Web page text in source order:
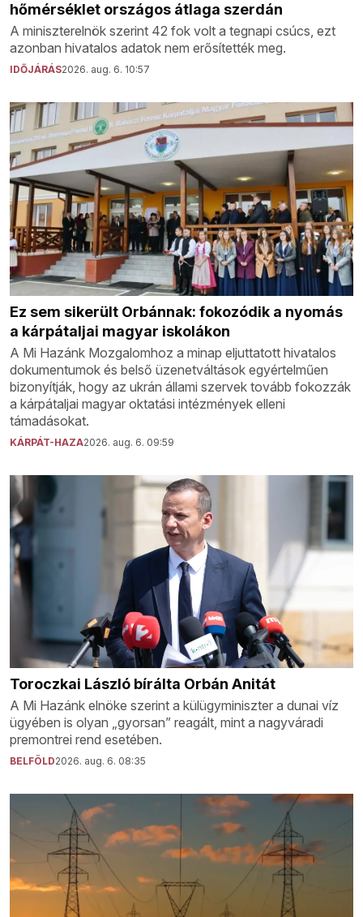
hőmérséklet országos átlaga szerdán
A miniszterelnök szerint 42 fok volt a tegnapi csúcs, ezt
azonban hivatalos adatok nem erősítették meg.
IDŐJÁRÁS2026. aug. 6. 10:57
Ez sem sikerült Orbánnak: fokozódik a nyomás
a kárpátaljai magyar iskolákon
A Mi Hazánk Mozgalomhoz a minap eljuttatott hivatalos
dokumentumok és belső üzenetváltások egyértelműen
bizonyítják, hogy az ukrán állami szervek tovább fokozzák
a kárpátaljai magyar oktatási intézmények elleni
támadásokat.
KÁRPÁT-HAZA2026. aug. 6. 09:59
Toroczkai László bírálta Orbán Anitát
A Mi Hazánk elnöke szerint a külügyminiszter a dunai víz
ügyében is olyan „gyorsan” reagált, mint a nagyváradi
premontrei rend esetében.
BELFÖLD2026. aug. 6. 08:35